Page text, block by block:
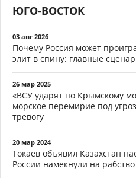
ЮГО-ВОСТОК
03 авг 2026
Почему Россия может
элит в спину: главные
26 мар 2025
«ВСУ ударят по Крымскому
морское перемирие под
тревогу
20 мар 2024
Токаев объявил Казахстан
России намекнули на